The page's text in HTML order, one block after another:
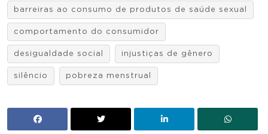
barreiras ao consumo de produtos de saúde sexual
comportamento do consumidor
desigualdade social injustiças de gênero
silêncio pobreza menstrual